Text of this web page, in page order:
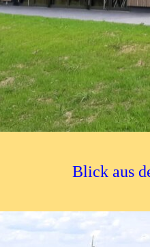
Blick aus